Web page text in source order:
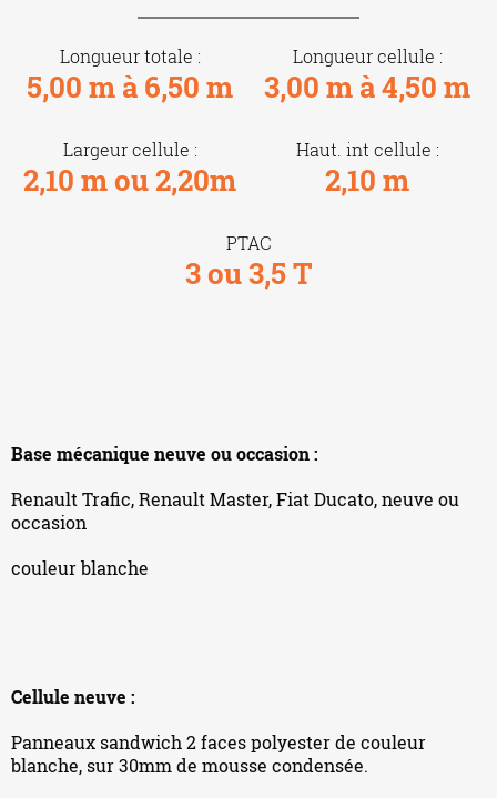
Longueur totale :
5,00 m à 6,50 m
Longueur cellule :
3,00 m à 4,50 m
Largeur cellule :
2,10 m ou 2,20m
Haut. int cellule :
2,10 m
PTAC
3 ou 3,5 T
Base mécanique neuve ou occasion :
Renault Trafic, Renault Master, Fiat Ducato, neuve ou
occasion
couleur blanche
Cellule neuve :
Panneaux sandwich 2 faces polyester de couleur
blanche, sur 30mm de mousse condensée.